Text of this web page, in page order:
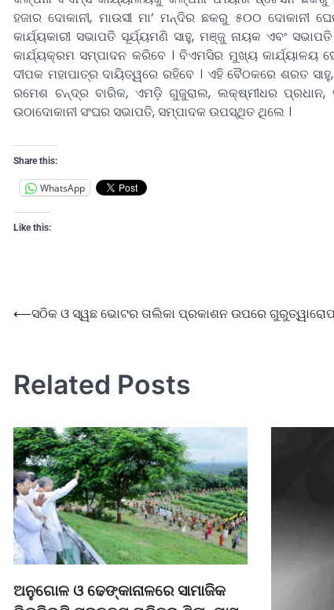
ହଜାର ଦୋକାନୀ, ମାଉସୀ ମା’ ମନ୍ଦିର ଛକରୁ ୫୦୦ ଦୋକାନୀ
କାର୍ଯ୍ୟକାରୀ ସଭାପତି ସୂର୍ଯ୍ୟମଣି ସାହୁ, ମଞ୍ଜୁ ନାୟକ ଏବଂ
କାର୍ଯ୍ୟକ୍ରମ ସମ୍ପାଦନ କରିବେ । ବିଏମସିର ମୁଖ୍ୟ କାର୍ଯ୍ୟାଳୟ
ଦୀପକ ମହାପାତ୍ର ଦାୟିତ୍ୱରେ ରହିବେ । ଏହି ବୈଠକରେ ଶରତ
ରମେଶ ଚନ୍ଦ୍ର ବାରିକ, ଏମଡ଼ି ଗୁଜୁରାଲ, ଲକ୍ଷ୍ମୀଧର
ଉଠାଦୋକାନୀ ସଂଘର ସଭାପତି, ସମ୍ପାଦକ ଉପସ୍ଥିତ ଥିଲେ ।
Share this:
WhatsApp
Like this:
⟵ସଠିକ ଓ ସ୍ୱଛ ଭୋଟର ତାଲିକା ପ୍ରକାଶନ ଉପରେ
Related Posts
ଅନୁଗୋଳ ଓ ଢେଙ୍କାନାଳରେ ସାମାଜିକ